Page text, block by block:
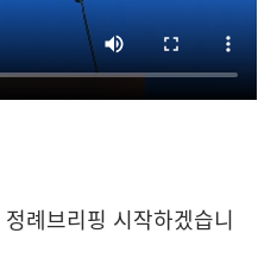
례브리핑 시작하겠습니